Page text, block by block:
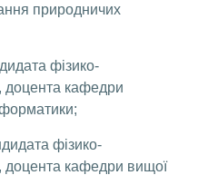
природничих
фізико-
доцента кафедри
фізико-
доцента кафедри вищої